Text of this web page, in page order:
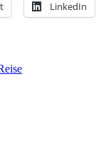
LinkedIn